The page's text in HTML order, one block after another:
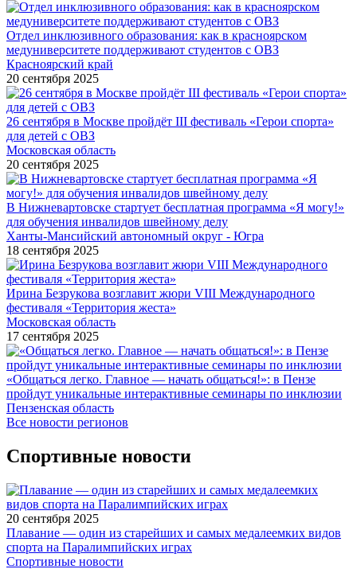
Отдел инклюзивного образования: как в красноярском
медуниверситете поддерживают студентов с ОВЗ
Красноярский край
20 сентября 2025
26 сентября в Москве пройдёт III фестиваль «Герои спорта»
для детей с ОВЗ
Московская область
20 сентября 2025
В Нижневартовске стартует бесплатная программа «Я могу!»
для обучения инвалидов швейному делу
Ханты-Мансийский автономный округ - Югра
18 сентября 2025
Ирина Безрукова возглавит жюри VIII Международного
фестиваля «Территория жеста»
Московская область
17 сентября 2025
«Общаться легко. Главное — начать общаться!»: в Пензе
пройдут уникальные интерактивные семинары по инклюзии
Пензенская область
Все новости регионов
Спортивные новости
20 сентября 2025
Плавание — один из старейших и самых медалеемких видов
спорта на Паралимпийских играх
Спортивные новости